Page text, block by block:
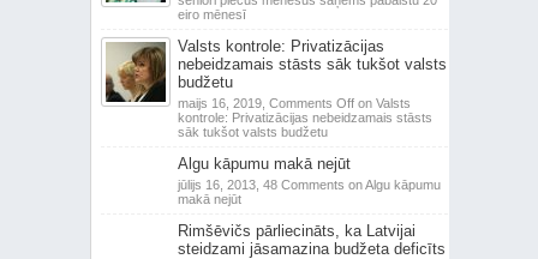
eiro mēnesī
Valsts kontrole: Privatizācijas
nebeidzamais stāsts sāk tukšot valsts
budžetu
maijs 16, 2019, Comments Offon Valsts
kontrole: Privatizācijas nebeidzamais stāsts
sāk tukšot valsts budžetu
Algu kāpumu makā nejūt
jūlijs 16, 2013, 48 Comments on Algu kāpumu
makā nejūt
Rimšēvičs pārliecināts, ka Latvijai
steidzami jāsamazina budžeta deficīts